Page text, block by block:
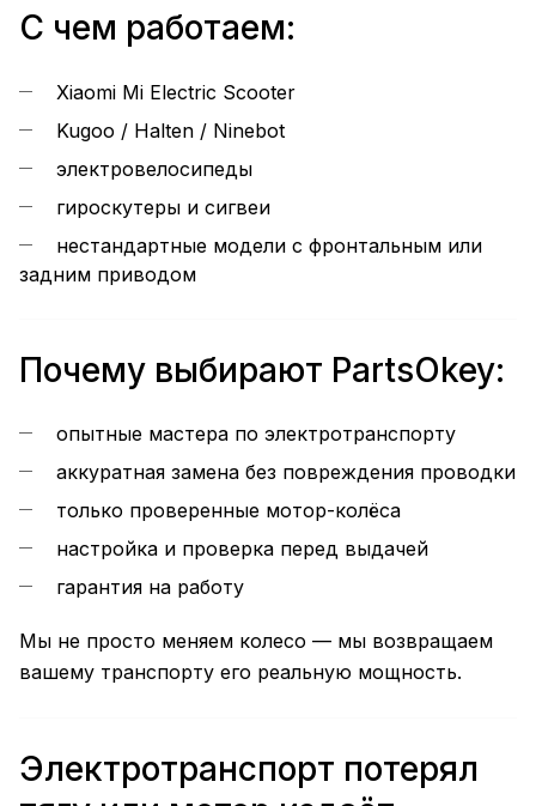
С чем работаем:
Xiaomi Mi Electric Scooter
Kugoo / Halten / Ninebot
электровелосипеды
гироскутеры и сигвеи
нестандартные модели с фронтальным или
задним приводом
Почему выбирают PartsOkey:
опытные мастера по электротранспорту
аккуратная замена без повреждения проводки
только проверенные мотор-колёса
настройка и проверка перед выдачей
гарантия на работу
Мы не просто меняем колесо — мы возвращаем
вашему транспорту его реальную мощность.
Электротранспорт потерял